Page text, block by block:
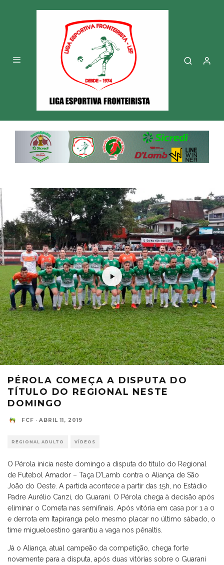
PÉROLA COMEÇA A DISPUTA DO
TÍTULO DO REGIONAL NESTE
DOMINGO
FCF · ABRIL 11, 2019
REGIONAL ADULTO VÍDEOS
O Pérola inicia neste domingo a disputa do título do Regional
de Futebol Amador – Taça D’Lamb contra o Aliança de São
João do Oeste. A partida acontece a partir das 15h, no Estádio
Padre Aurélio Canzi, do Guarani. O Pérola chega à decisão após
eliminar o Cometa nas semifinais. Após vitória em casa por 1 a 0
e derrota em Itapiranga pelo mesmo placar no último sábado, o
time migueloestino garantiu a vaga nos pênaltis.
Já o Aliança, atual campeão da competição, chega forte
novamente para a disputa, após duas vitórias sobre o Guarani